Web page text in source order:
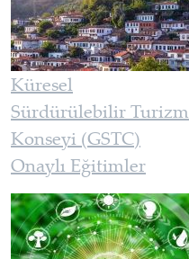
Küresel
Sürdürülebilir Turizm
Konseyi (GSTC)
Onaylı Eğitimler